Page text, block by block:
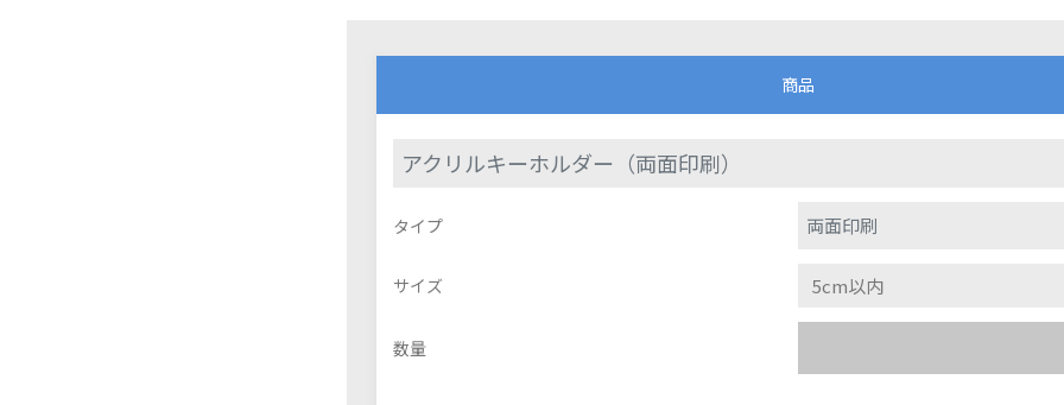
アクリルキーホルダー
アクリルスタンド 片
面印刷 無地台座
商品
アクリルキーホルダー（両面印刷）
タイプ 両面印刷
サイズ
数量